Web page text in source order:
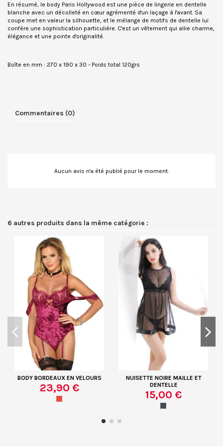
En résumé, le body Paris Hollywood est une pièce de lingerie en dentelle
blanche avec un décolleté en cœur agrémenté d'un laçage à l'avant. Sa
coupe met en valeur la silhouette, et le mélange de motifs de dentelle lui
confère une sophistication particulière. C'est un vêtement qui allie charme,
élégance et une pointe d'originalité.
Boîte en mm : 270 x 190 x 30 - Poids total 120grs
Commentaires (0)
Aucun avis n'a été publié pour le moment.
6 autres produits dans la même catégorie :
BODY BORDEAUX EN VELOURS
23,90 €
NUISETTE NOIRE MAILLE ET
DENTELLE
15,00 €